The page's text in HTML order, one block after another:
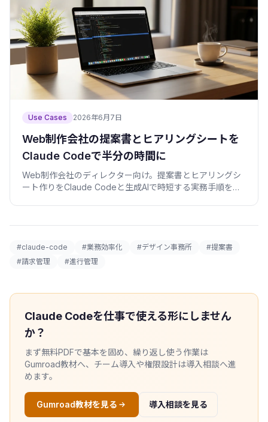
Use Cases 2026年6月7日
Web制作会社の提案書とヒアリングシートを
Claude Codeで半分の時間に
Web制作会社のディレクター向け。提案書とヒアリングシ
ート作りをClaude Codeと生成AIで時短する実務手順を、
#claude-code #業務効率化 #デザイン事務所
#提案書
#請求管理
#進行管理
Claude Codeを仕事で使える形にしません
か？
まず無料PDFで基本を固め、繰り返し使う作業は
Gumroad教材へ、チーム導入や権限設計は導入相談へ進
めます。
Gumroad教材を見る 導入相談を見る